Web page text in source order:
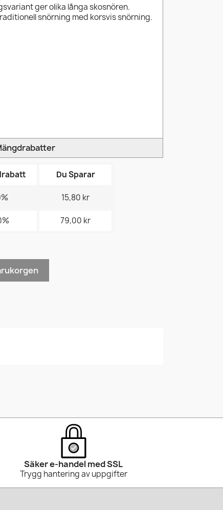
ger olika långa skosnören.
snörning med korsvis snörning.
Du Sparar
15,80 kr
79,00 kr
Säker e-handel med SSL
Trygg hantering av uppgifter